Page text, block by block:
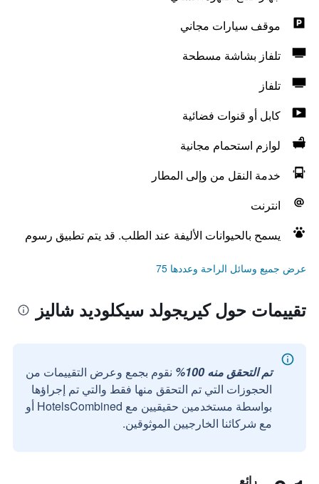
موقف سيارات مجاني
تلفاز بشاشة مسطحة
تلفاز
كابل أو قنوات فضائية
لوازم استحمام مجانية
خدمة النقل من وإلى المطار
انترنت
يسمح بالحيوانات الأليفة عند الطلب. قد يتم تطبيق رسوم
عرض جميع وسائل الراحة وعددها 75
تقييمات حول كيريجولد سيكلوديد شاليز
تم التحقق منه 100%
نقوم بجمع وعرض التقييمات من
الحجوزات التي تم التحقق منها فقط والتي تم إجراؤها
بواسطة مستخدمين حقيقيين مع HotelsCombined أو
مع شركائنا الخارجيين الموثوقين.
رائع